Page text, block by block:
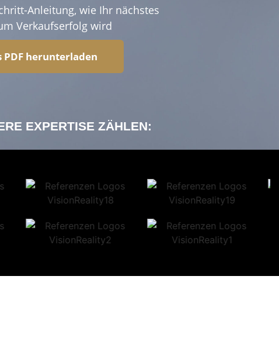
Anleitung, wie Ihr nächstes
Verkaufserfolg wird
PDF herunterladen
EXPERTISE ZÄHLEN: